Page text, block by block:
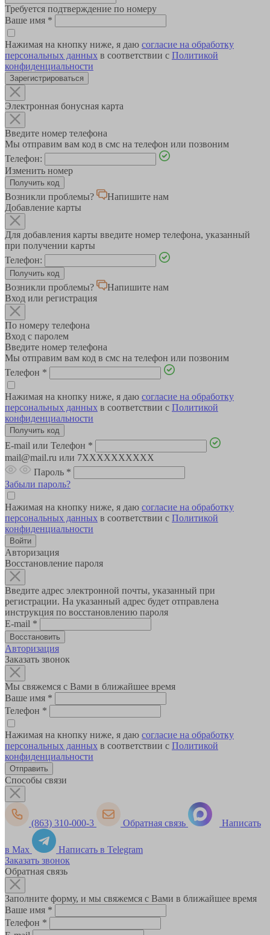
Требуется подтверждение по номеру
Ваше имя *
Нажимая на кнопку ниже, я даю согласие на обработку
персональных данных в соответствии с Политикой
конфиденциальности
Зарегистрироваться
Электронная бонусная карта
Введите номер телефона
Мы отправим вам код в смс на телефон или позвоним
Телефон:
Изменить номер
Возникли проблемы?
Напишите нам
Добавление карты
Для добавления карты введите номер телефона, указанный
при получении карты
Телефон:
Возникли проблемы?
Напишите нам
Вход или регистрация
По номеру телефона
Вход с паролем
Введите номер телефона
Мы отправим вам код в смс на телефон или позвоним
Телефон *
Нажимая на кнопку ниже, я даю согласие на обработку
персональных данных в соответствии с Политикой
конфиденциальности
E-mail или Телефон *
mail@mail.ru или 7XXXXXXXXXX
Пароль *
Забыли пароль?
Нажимая на кнопку ниже, я даю согласие на обработку
персональных данных в соответствии с Политикой
конфиденциальности
Авторизация
Восстановление пароля
Введите адрес электронной почты, указанный при
регистрации. На указанный адрес будет отправлена
инструкция по восстановлению пароля
E-mail *
Авторизация
Заказать звонок
Мы свяжемся с Вами в ближайшее время
Ваше имя *
Телефон *
Нажимая на кнопку ниже, я даю согласие на обработку
персональных данных в соответствии с Политикой
конфиденциальности
Способы связи
(863) 310-000-3 Обратная связь Написать
в Max
Написать в Telegram
Заказать звонок
Обратная связь
Заполните форму, и мы свяжемся с Вами в ближайшее время
Ваше имя *
Телефон *